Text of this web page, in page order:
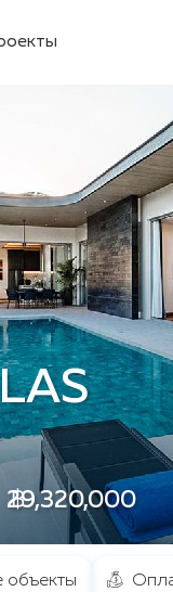
฿ 29,320,000
объекты